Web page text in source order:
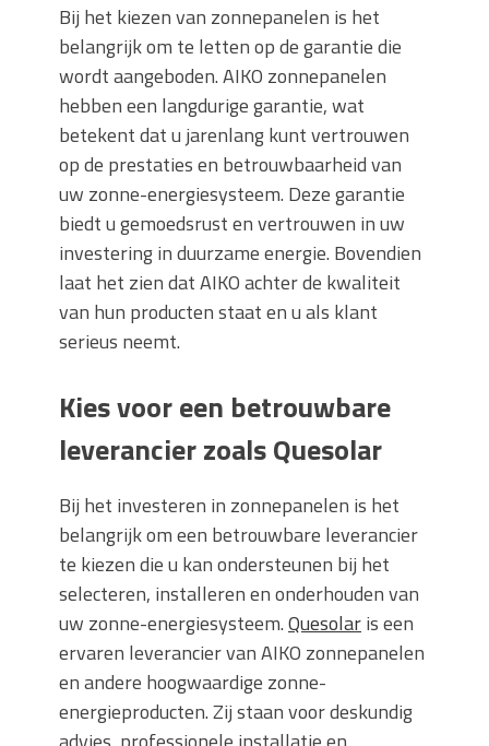
Bij het kiezen van zonnepanelen is het
belangrijk om te letten op de garantie die
wordt aangeboden. AIKO zonnepanelen
hebben een langdurige garantie, wat
betekent dat u jarenlang kunt vertrouwen
op de prestaties en betrouwbaarheid van
uw zonne-energiesysteem. Deze garantie
biedt u gemoedsrust en vertrouwen in uw
investering in duurzame energie. Bovendien
laat het zien dat AIKO achter de kwaliteit
van hun producten staat en u als klant
serieus neemt.
Kies voor een betrouwbare
leverancier zoals Quesolar
Bij het investeren in zonnepanelen is het
belangrijk om een betrouwbare leverancier
te kiezen die u kan ondersteunen bij het
selecteren, installeren en onderhouden van
uw zonne-energiesysteem.Quesolaris een
ervaren leverancier van AIKO zonnepanelen
en andere hoogwaardige zonne-
energieproducten. Zij staan voor deskundig